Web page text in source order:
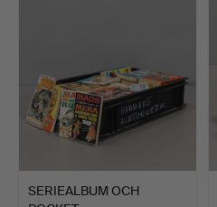
SERIEALBUM OCH